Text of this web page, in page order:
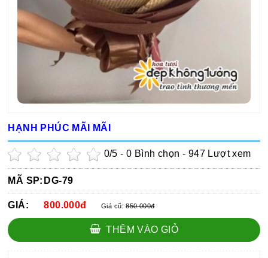
HẠNH PHÚC MÃI MÃI
0/5 -0 Bình chọn - 947 Lượt xem
MÃ SP: DG-79
GIÁ: 800.000đ Giá cũ:850.000đ
THÊM VÀO GIỎ